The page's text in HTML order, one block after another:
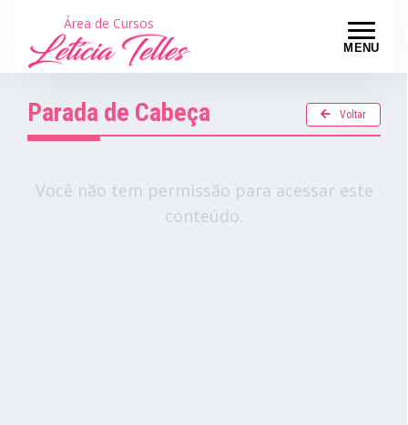
MENU
Área de Cursos
Parada de Cabeça Voltar
Você não tem permissão para acessar este
conteúdo.